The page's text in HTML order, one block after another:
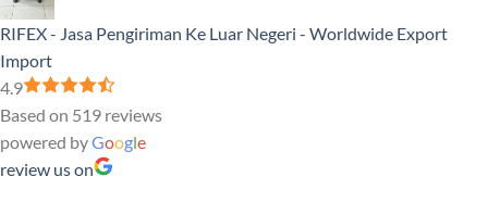
RIFEX - Jasa Pengiriman Ke Luar Negeri - Worldwide Export
Import
4.9
Based on 519 reviews
powered byGoogle
review us on